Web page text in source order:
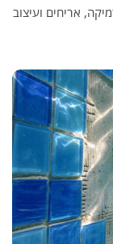
אריחים ועיצוב